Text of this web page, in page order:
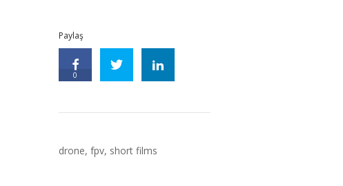
Paylaş
0
drone, fpv, short films